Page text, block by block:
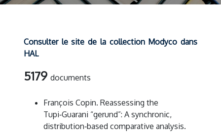
Consulter le site de la collection Modyco dans
HAL
5179 documents
François Copin. Reassessing the
Tupi‑Guarani “gerund”: A synchronic,
distribution‑based comparative analysis.